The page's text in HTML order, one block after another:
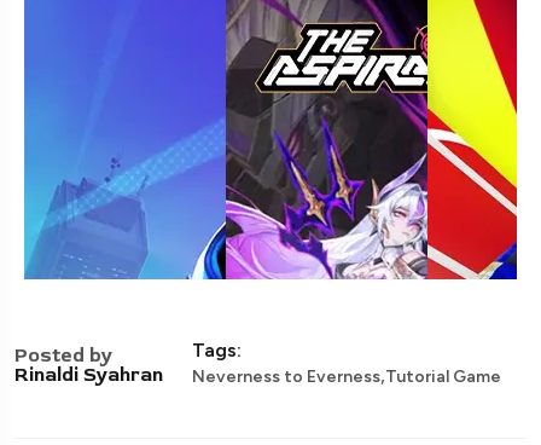
Posted by
Rinaldi Syahran
Tags:
Neverness to Everness,Tutorial Game